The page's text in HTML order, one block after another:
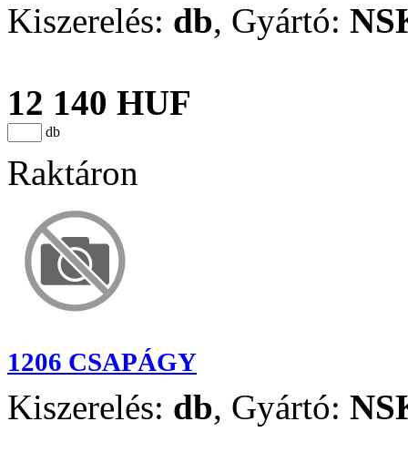
Kiszerelés: db, Gyártó:
12 140 HUF
db
Raktáron
1206 CSAPÁGY
Kiszerelés: db, Gyártó: